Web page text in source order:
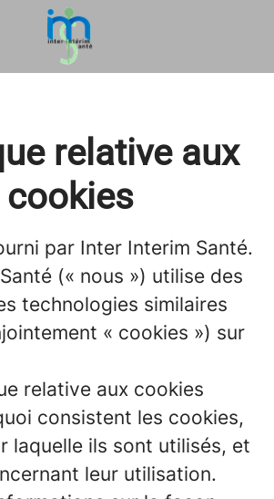
relative aux
cookies
par Inter Interim Santé.
(« nous ») utilise des
technologies similaires
« cookies ») sur
relative aux cookies
consistent les cookies,
laquelle ils sont utilisés, et
leur utilisation.